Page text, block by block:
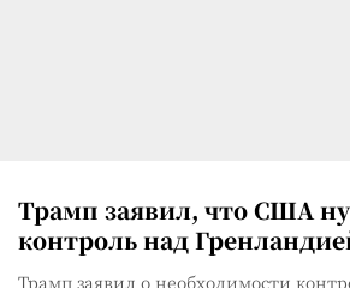
Трамп заявил, что США
контроль над
Трамп заявил о необходимости